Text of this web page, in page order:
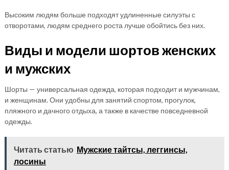
Высоким людям больше подходят удлиненные силуэты с
отворотами, людям среднего роста лучше обойтись без них.
Виды и модели шортов женских
и мужских
Шорты — универсальная одежда, которая подходит и мужчинам,
и женщинам. Они удобны для занятий спортом, прогулок,
пляжного и дачного отдыха, а также в качестве повседневной
одежды.
Читать статью Мужские тайтсы, леггинсы,
лосины